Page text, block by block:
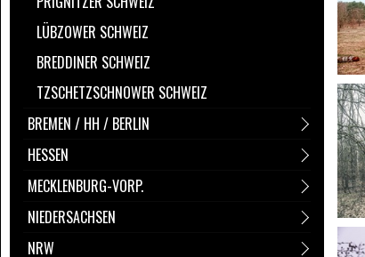
LÜBZOWER SCHWEIZ
BREDDINER SCHWEIZ
TZSCHETZSCHNOWER SCHWEIZ
BREMEN / HH / BERLIN
HESSEN
MECKLENBURG-VORP.
NIEDERSACHSEN
NRW